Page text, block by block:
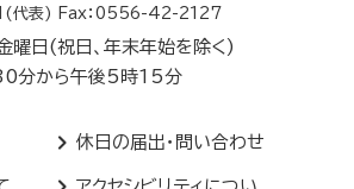
代表) Fax：0556-42-2127
曜日(祝日、年末年始を除く)
分から午後5時15分
休日の届出・問い合わせ